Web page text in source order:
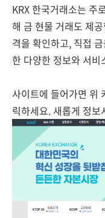
KRX 한국거래소는 주
해 금 현물 거래도 제
격을 확인하고, 직접
한 다양한 정보와 서
사이트에 들어가면 위
릭하세요. 새롭게 정